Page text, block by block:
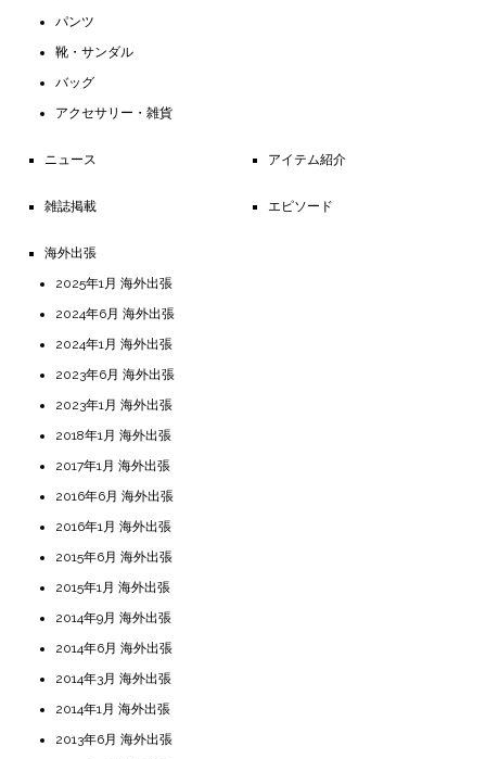
パンツ
靴・サンダル
バッグ
アクセサリー・雑貨
ニュース アイテム紹介
雑誌掲載 エピソード
海外出張
2025年1月 海外出張
2024年6月 海外出張
2024年1月 海外出張
2023年6月 海外出張
2023年1月 海外出張
2018年1月 海外出張
2017年1月 海外出張
2016年6月 海外出張
2016年1月 海外出張
2015年6月 海外出張
2015年1月 海外出張
2014年9月 海外出張
2014年6月 海外出張
2014年3月 海外出張
2014年1月 海外出張
2013年6月 海外出張